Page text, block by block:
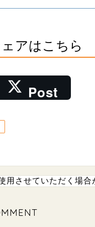
アはこちら
Post
させていただく場合